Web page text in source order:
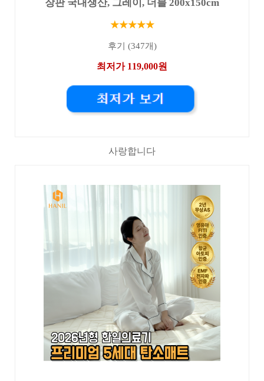
장판 국내생산, 그레이, 더블 200x150cm
★★★★★
후기 (347개)
최저가 119,000원
사랑합니다